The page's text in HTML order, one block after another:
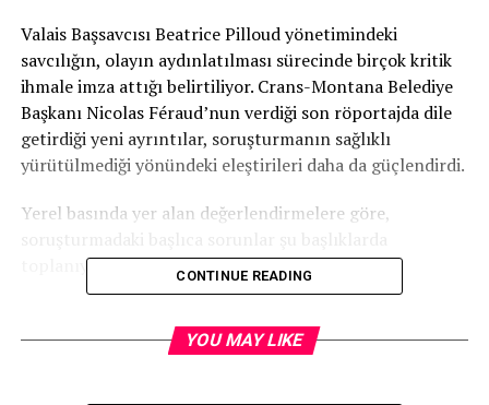
Valais Başsavcısı Beatrice Pilloud yönetimindeki
savcılığın, olayın aydınlatılması sürecinde birçok kritik
ihmale imza attığı belirtiliyor. Crans-Montana Belediye
Başkanı Nicolas Féraud’nun verdiği son röportajda dile
getirdiği yeni ayrıntılar, soruşturmanın sağlıklı
yürütülmediği yönündeki eleştirileri daha da güçlendirdi.
Yerel basında yer alan değerlendirmelere göre,
toplanıyor:
Belediye Başkanı Féraud, olaydan haftalar sonra yaptığı
CONTINUE READING
YOU MAY LIKE